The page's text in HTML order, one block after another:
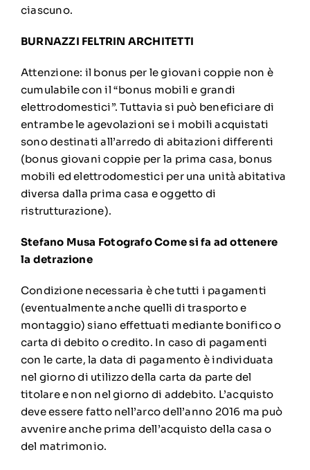
ciascuno.
BURNAZZI FELTRIN ARCHITETTI
Attenzione: il bonus per le giovani coppie non è
cumulabile con il “bonus mobili e grandi
elettrodomestici”. Tuttavia si può beneficiare di
entrambe le agevolazioni se i mobili acquistati
sono destinati all’arredo di abitazioni differenti
(bonus giovani coppie per la prima casa, bonus
mobili ed elettrodomestici per una unità abitativa
diversa dalla prima casa e oggetto di
ristrutturazione).
Stefano Musa FotografoCome si fa ad ottenere
la detrazione
Condizione necessaria è che tutti i pagamenti
(eventualmente anche quelli di trasporto e
montaggio) siano effettuati mediante bonifico o
carta di debito o credito. In caso di pagamenti
con le carte, la data di pagamento è individuata
nel giorno di utilizzo della carta da parte del
titolare e non nel giorno di addebito. L’acquisto
deve essere fatto nell’arco dell’anno 2016 ma può
avvenire anche prima dell’acquisto della casa o
del matrimonio.